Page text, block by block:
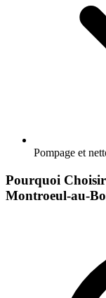
Pompage et
Pourquoi Choisir
Montroeul-au-